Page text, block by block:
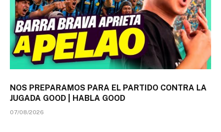
NOS PREPARAMOS PARA EL PARTIDO CONTRA LA
JUGADA GOOD | HABLA GOOD
07/08/2026